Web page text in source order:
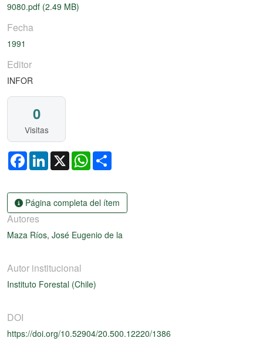
9080.pdf (2.49 MB)
Fecha
1991
Editor
INFOR
0
Visitas
FacebookLinkedIn
X WhatsApp
Página completa del ítem
Autores
Maza Ríos, José Eugenio de la
Autor institucional
Instituto Forestal (Chile)
DOI
https://doi.org/10.52904/20.500.12220/1386